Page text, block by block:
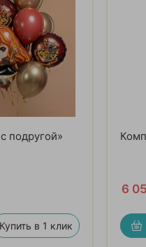
подругой»
Купить в 1 клик
6